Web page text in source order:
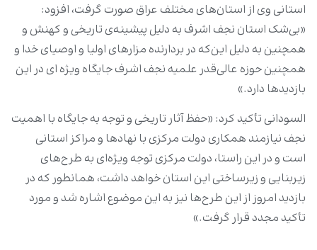
استانی وی از استان‌های مختلف عراق صورت گرفت، افزود:
«بی‌شک استان نجف اشرف به دلیل پیشینه‌‌ی تاریخی و کهنش و
همچنین به دلیل این‌که در بردارنده مزارهای اولیا و اوصیای خدا و
همچنین حوزه عالی‌قدر علمیه نجف اشرف جایگاه ویژ‌ه ای در این
بازدیدها دارد.»
السودانی تأکید کرد: «حفظ آثار تاریخی و توجه به جایگاه با اهمیت
نجف نیازمند همکاری دولت مرکزی با نهادها و مراکز استانی
است و در این راستا، دولت مرکزی توجه ویژه‌ای به طرح‌های
زیربنایی و زیرساختی این استان خواهد داشت، همانطور که در
بازدید امروز از این طرح‌ها نیز به این موضوع اشاره شد و مورد
تأکید مجدد قرار گرفت.»